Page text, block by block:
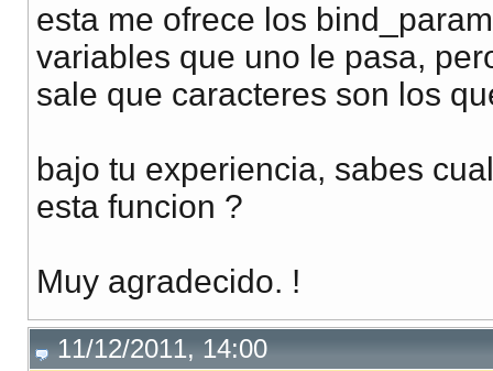
esta me ofrece los
variables que uno le pasa,
sale que caracteres son los
bajo tu experiencia, sabes
esta funcion ?
Muy agradecido. !
11/12/2011, 14:00